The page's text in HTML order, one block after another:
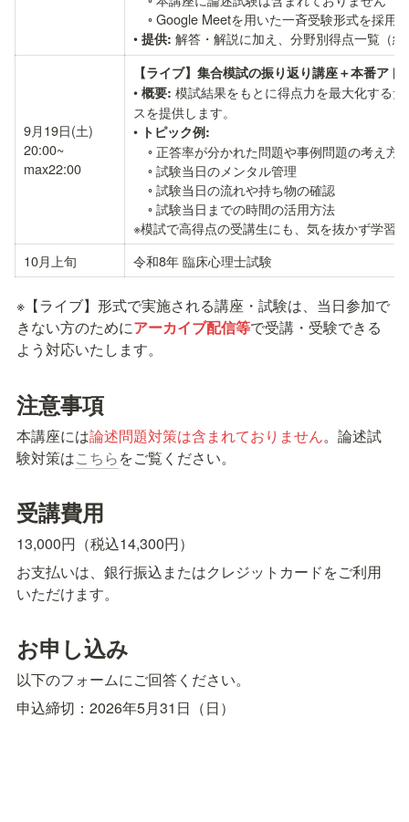
• 提供: 解答・解説に加え、分野別得点一覧（
9月19日(土)
20:00~
max22:00
【ライブ】集合模試の振り返り講座＋本番アド
• 概要: 模試結果をもとに得点力を最大化する
スを提供します。
• トピック例:
※模試で高得点の受講生にも、気を抜かず学習
10月上旬
令和8年 臨床心理士試験
※【ライブ】形式で実施される講座・試験は、当日参加で
きない方のためにアーカイブ配信等で受講・受験できる
よう対応いたします。
注意事項
本講座には論述問題対策は含まれておりません。論述試
験対策はこちらをご覧ください。
受講費用
13,000円（税込14,300円）
お支払いは、銀行振込またはクレジットカードをご利用
いただけます。
お申し込み
以下のフォームにご回答ください。
申込締切：2026年5月31日（日）